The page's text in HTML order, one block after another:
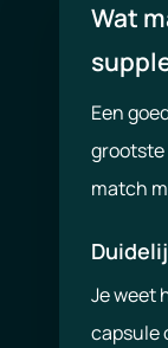
Wat
Een
grootste
match
Je weet
capsule